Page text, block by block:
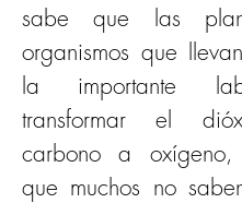
sabe que las
organismos que
la importante
transformar el
carbono a
que muchos no